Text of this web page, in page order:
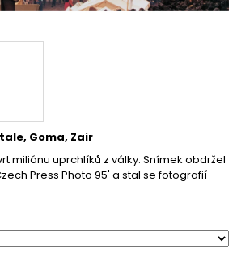
Goma, Zair
miliónu uprchlíků z války. Snímek obdržel
Press Photo 95' a stal se fotografií